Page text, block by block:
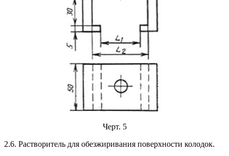
Черт. 5
2.6. Растворитель для обезжиривания поверхности колодок.